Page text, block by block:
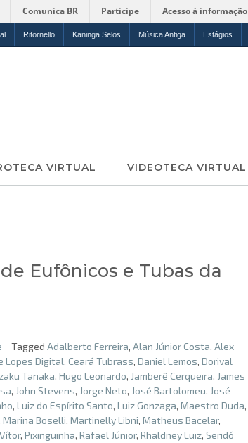
Comunica BR Participe Acesso à informação
Ritornello Kaninga Selos Música Antiga Estágios
VIRTUAL VIDEOTECA VIRTUAL
Eufônicos e Tubas da
Tagged Adalberto Ferreira, Alan Júnior Costa, Alex
Lopes Digital, Ceará Tubrass, Daniel Lemos, Dorival
Tanaka, Hugo Leonardo, Jamberê Cerqueira, James
, John Stevens, Jorge Neto, José Bartolomeu, José
, Luiz do Espírito Santo, Luiz Gonzaga, Maestro Duda,
Marina Boselli, Martinelly Libni, Matheus Bacelar,
, Pixinguinha, Rafael Júnior, Rhaldney Luiz, Seridó